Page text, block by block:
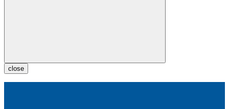
close